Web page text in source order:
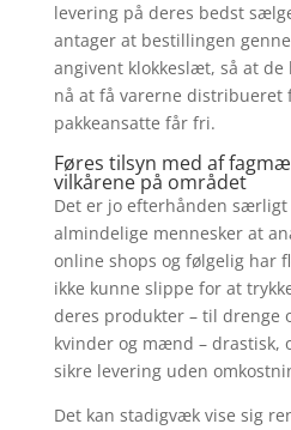
levering på deres bedst
antager at bestillingen
angivent klokkeslæt, så at de
nå at få varerne distribueret
pakkeansatte får fri.
Føres tilsyn med af
vilkårene på området
Det er jo efterhånden
almindelige mennesker at
online shops og følgelig har
ikke kunne slippe for at
deres produkter – til drenge
kvinder og mænd – drastisk,
sikre levering uden
Det kan stadigvæk vise sig